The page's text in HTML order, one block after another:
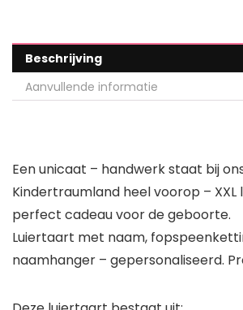
Beschrijving
Aanvullende informatie
Een unicaat – handwerk staat bij
Kindertraumland heel voorop –
perfect cadeau voor de geboorte.
Luiertaart met naam,
naamhanger – gepersonaliseerd.